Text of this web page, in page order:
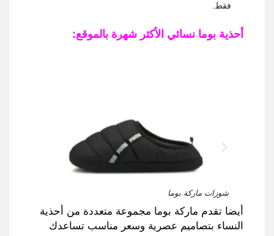
فقط.
أحذية بوما نسائي الأكثر شهرة بالموقع:
شوزات ماركة بوما
أيضا تقدم ماركة بوما مجموعة متعددة من أحذية
النساء بتصاميم عصرية وسعر مناسب تساعدك